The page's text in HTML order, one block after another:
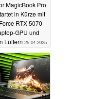
MagicBook Pro
in Kürze mit
RTX 5070
GPU und
Lüftern 25.04.2025